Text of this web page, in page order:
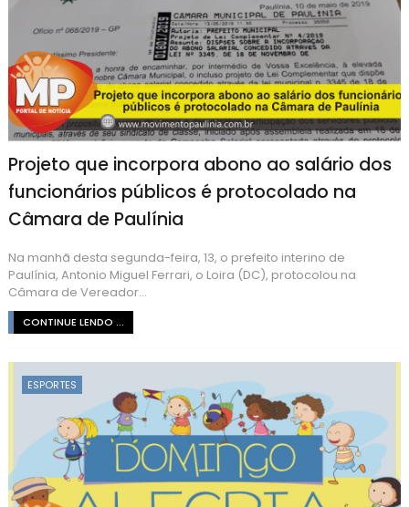
Projeto que incorpora abono ao salário dos
funcionários públicos é protocolado na
Câmara de Paulínia
Na manhã desta segunda-feira, 13, o prefeito interino de
Paulínia, Antonio Miguel Ferrari, o Loira (DC), protocolou na
Câmara de Vereador...
CONTINUE LENDO ...
ESPORTES